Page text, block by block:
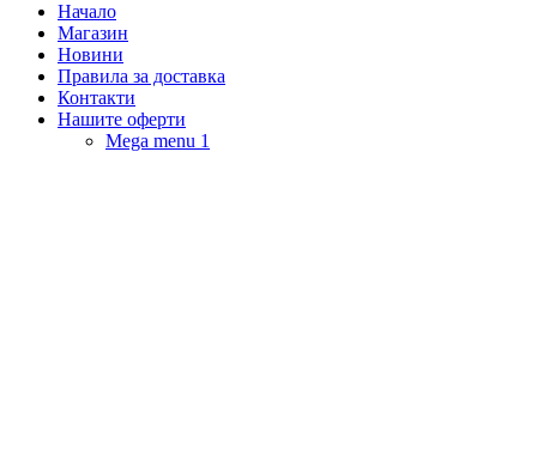
Начало
Магазин
Новини
Правила за доставка
Контакти
Нашите оферти
Mega menu 1